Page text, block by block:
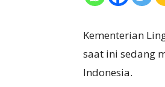
Kementerian
saat ini sedang
Indonesia.